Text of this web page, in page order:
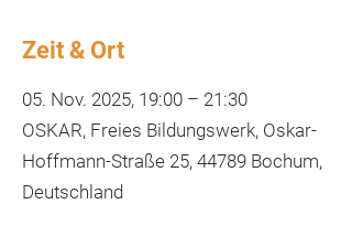
Zeit & Ort
05. Nov. 2025, 19:00 – 21:30
OSKAR, Freies Bildungswerk, Oskar-
Hoffmann-Straße 25, 44789 Bochum,
Deutschland